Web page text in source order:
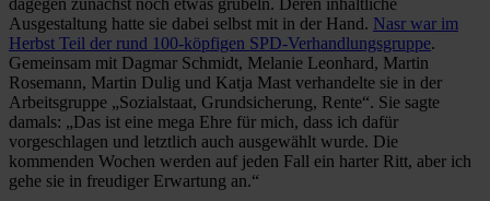
Ausgestaltung hatte sie dabei selbst mit in der Hand. Nasr war im
Herbst Teil der rund 100-köpfigen SPD-Verhandlungsgruppe.
Gemeinsam mit Dagmar Schmidt, Melanie Leonhard, Martin
Rosemann, Martin Dulig und Katja Mast verhandelte sie in der
Arbeitsgruppe „Sozialstaat, Grundsicherung, Rente“. Sie sagte
damals: „Das ist eine mega Ehre für mich, dass ich dafür
vorgeschlagen und letztlich auch ausgewählt wurde. Die
kommenden Wochen werden auf jeden Fall ein harter Ritt, aber ich
gehe sie in freudiger Erwartung an.“